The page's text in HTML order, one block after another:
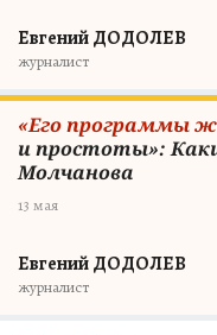
Евгений ДОДОЛЕВ
журналист
«Его программы
и простоты»:
Молчанова
13 мая
Евгений ДОДОЛЕВ
журналист